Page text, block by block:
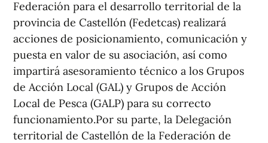
Federación para el desarrollo territorial de la
provincia de Castellón (Fedetcas) realizará
acciones de posicionamiento, comunicación y
puesta en valor de su asociación, así como
impartirá asesoramiento técnico a los Grupos
de Acción Local (GAL) y Grupos de Acción
Local de Pesca (GALP) para su correcto
funcionamiento.Por su parte, la Delegación
territorial de Castellón de la Federación de